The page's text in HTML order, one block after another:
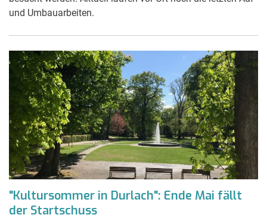
und Umbauarbeiten.
"Kultursommer in Durlach": Ende Mai fällt
der Startschuss